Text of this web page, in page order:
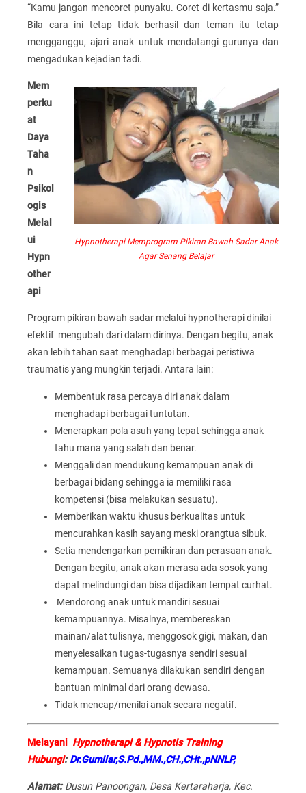
“Kamu jangan mencoret punyaku. Coret di kertasmu saja.”
Bila cara ini tetap tidak berhasil dan teman itu tetap
mengganggu, ajari anak untuk mendatangi gurunya dan
mengadukan kejadian tadi.
Hypnotherapi Memprogram Pikiran Bawah Sadar Anak
Agar Senang Belajar
Mem
perku
at
Daya
Taha
n
Psikol
ogis
Melal
ui
Hypn
other
api
Program pikiran bawah sadar melalui hypnotherapi dinilai
efektif mengubah dari dalam dirinya. Dengan begitu, anak
akan lebih tahan saat menghadapi berbagai peristiwa
traumatis yang mungkin terjadi. Antara lain:
Membentuk rasa percaya diri anak dalam
menghadapi berbagai tuntutan.
Menerapkan pola asuh yang tepat sehingga anak
tahu mana yang salah dan benar.
Menggali dan mendukung kemampuan anak di
berbagai bidang sehingga ia memiliki rasa
kompetensi (bisa melakukan sesuatu).
Memberikan waktu khusus berkualitas untuk
mencurahkan kasih sayang meski orangtua sibuk.
Setia mendengarkan pemikiran dan perasaan anak.
Dengan begitu, anak akan merasa ada sosok yang
dapat melindungi dan bisa dijadikan tempat curhat.
Mendorong anak untuk mandiri sesuai
kemampuannya. Misalnya, membereskan
mainan/alat tulisnya, menggosok gigi, makan, dan
menyelesaikan tugas-tugasnya sendiri sesuai
kemampuan. Semuanya dilakukan sendiri dengan
bantuan minimal dari orang dewasa.
Tidak mencap/menilai anak secara negatif.
Melayani Hypnotherapi & Hypnotis Training
Hubungi:Dr.Gumilar,S.Pd.,MM.,CH.,CHt.,pNNLP,
Alamat:Dusun Panoongan, Desa Kertaraharja, Kec.